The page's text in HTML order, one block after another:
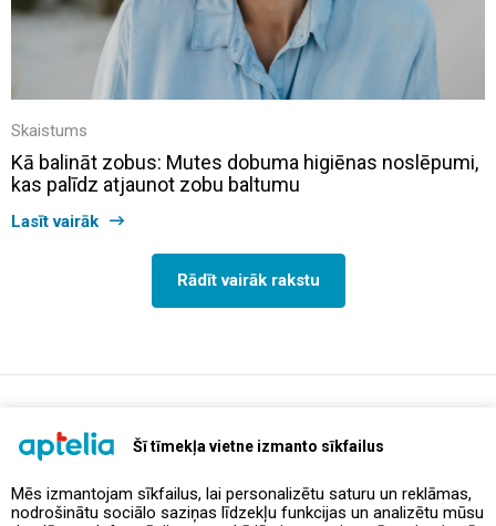
Šī tīmekļa vietne izmanto sīkfailus
Mēs izmantojam sīkfailus, lai personalizētu saturu un reklāmas,
nodrošinātu sociālo saziņas līdzekļu funkcijas un analizētu mūsu
Skaistums
Kā balināt zobus: Mutes dobuma higiēnas noslēpumi,
kas palīdz atjaunot zobu baltumu
Lasīt vairāk
Rādīt vairāk rakstu